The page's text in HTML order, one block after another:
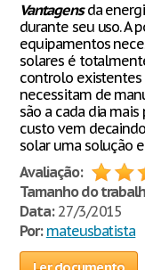
Vantagensda
durante seu uso. A
equipamentos
solares é
controlo existentes
necessitam de
são a cada dia
custo vem
solar uma solução
Avaliação:
Tamanho do
Data:27/3/2015
Por: mateusbatista